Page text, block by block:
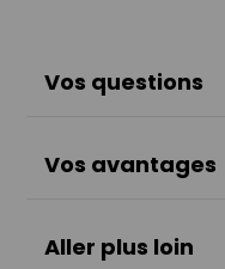
Vos questions
Vos avantages
Aller plus loin